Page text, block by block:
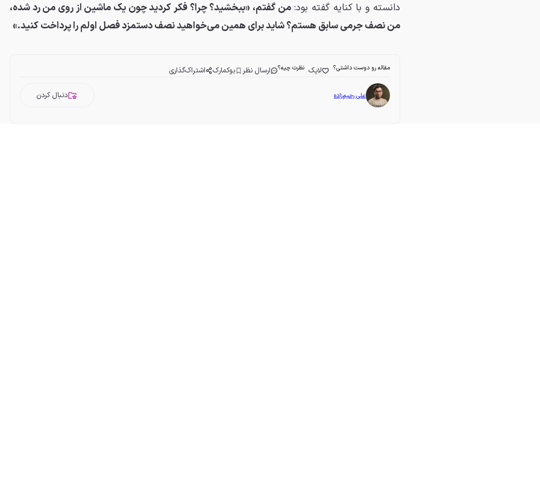
دانسته و با کنایه گفته بود:من گفتم، «ببخشید؟ چرا؟ فکر کردید چون یک ماشین از روی من رد شده،
من نصف جرمی سابق هستم؟ شاید برای همین می‌خواهید نصف دستمزد فصل اولم را پرداخت کنید.»
مقاله رو دوست داشتی؟ لایک نظرت چیه؟ ارسال نظر بوکمارک اشتراک‌گذاری
علی رحیم‌زاده دنبال کردن